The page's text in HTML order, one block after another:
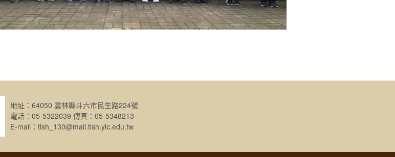
地址：64050 雲林縣斗六市民生路224號
電話：05-5322039 傳真：05-5348213
E-mail：tlsh_130@mail.tlsh.ylc.edu.tw